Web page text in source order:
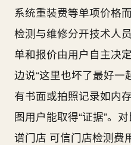
系统重装费等单项价格
检测与维修分开技术人
单和报价由用户自主决
边说“这里也坏了最好一
有书面或拍照记录如内
图用户能取得“证据”。
谱门店 可信门店检测费